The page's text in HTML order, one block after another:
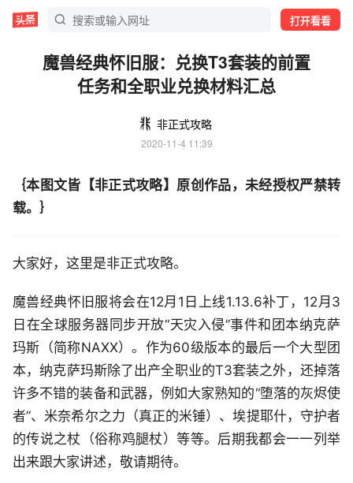
打开看看
魔兽经典怀旧服：兑换T3套装的前置
任务和全职业兑换材料汇总
非正式攻略
2020-11-4 11:39
｛本图文皆【非正式攻略】原创作品，未经授权严禁转
载。｝
大家好，这里是非正式攻略。
魔兽经典怀旧服将会在12月1日上线1.13.6补丁，12月3
日在全球服务器同步开放“天灾入侵”事件和团本纳克萨
玛斯（简称NAXX）。作为60级版本的最后一个大型团
本，纳克萨玛斯除了出产全职业的T3套装之外，还掉落
许多不错的装备和武器，例如大家熟知的“堕落的灰烬使
者”、米奈希尔之力（真正的米锤）、埃提耶什，守护者
的传说之杖（俗称鸡腿杖）等等。后期我都会一一列举
出来跟大家讲述，敬请期待。